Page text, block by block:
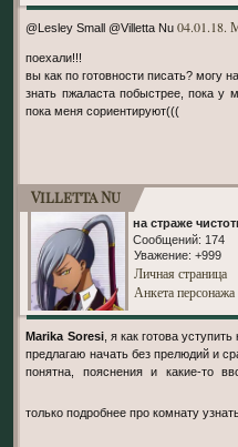
@Lesley Small @Villetta Nu04.01.18.
поехали!!!
вы как по готовности писать? могу
знать пжаласта побыстрее, пока у
пока меня сориентируют(((
Villetta Nu
на страже
Сообщений: 174
Уважение: +999
Личная страница
Анкета персонажа
Marika Soresi, я как готова
предлагаю начать без прелюдий и
понятна, пояснения и какие-то
только подробнее про комнату